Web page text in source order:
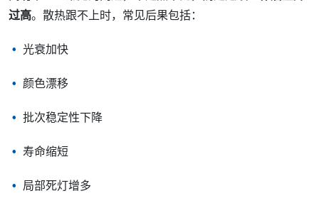
过高。散热跟不上时，常见后果包括：
光衰加快
颜色漂移
批次稳定性下降
寿命缩短
局部死灯增多